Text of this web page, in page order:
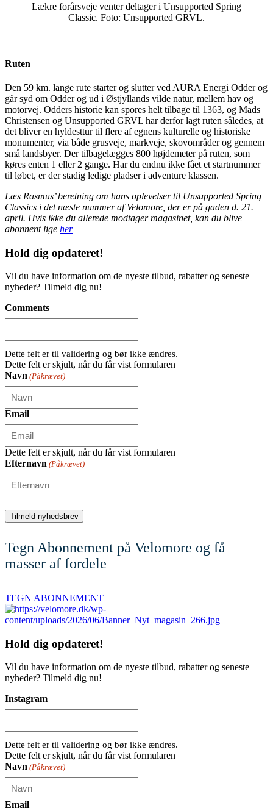
Lækre forårsveje venter deltager i Unsupported Spring
Classic. Foto: Unsupported GRVL.
Ruten
Den 59 km. lange rute starter og slutter ved AURA Energi Odder og
går syd om Odder og ud i Østjyllands vilde natur, mellem hav og
motorvej. Odders historie kan spores helt tilbage til 1363, og Mads
Christensen og Unsupported GRVL har derfor lagt ruten således, at
det bliver en hyldesttur til flere af egnens kulturelle og historiske
monumenter, via både grusveje, markveje, skovområder og gennem
små landsbyer. Der tilbagelægges 800 højdemeter på ruten, som
køres enten 1 eller 2 gange. Har du endnu ikke fået et startnummer
til løbet, er der stadig ledige pladser i adventure klassen.
Læs Rasmus’ beretning om hans oplevelser til Unsupported Spring
Classics i det næste nummer af Velomore, der er på gaden d. 21.
april. Hvis ikke du allerede modtager magasinet, kan du blive
abonnent lige her
Hold dig opdateret!
Vil du have information om de nyeste tilbud, rabatter og seneste
nyheder? Tilmeld dig nu!
Comments
Dette felt er til validering og bør ikke ændres.
Dette felt er skjult, når du får vist formularen
Navn (Påkrævet)
Email
Dette felt er skjult, når du får vist formularen
Efternavn (Påkrævet)
Tegn Abonnement på Velomore og få
masser af fordele
TEGN ABONNEMENT
Hold dig opdateret!
Vil du have information om de nyeste tilbud, rabatter og seneste
nyheder? Tilmeld dig nu!
Instagram
Dette felt er til validering og bør ikke ændres.
Dette felt er skjult, når du får vist formularen
Navn (Påkrævet)
Email